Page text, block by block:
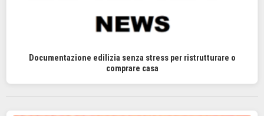
Documentazione edilizia senza stress per ristrutturare o
comprare casa